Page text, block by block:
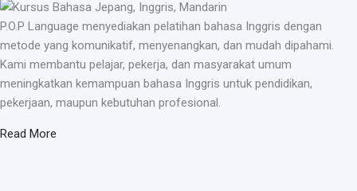
P.O.P Language menyediakan pelatihan bahasa Inggris dengan
metode yang komunikatif, menyenangkan, dan mudah dipahami.
Kami membantu pelajar, pekerja, dan masyarakat umum
meningkatkan kemampuan bahasa Inggris untuk pendidikan,
pekerjaan, maupun kebutuhan profesional.
Read More